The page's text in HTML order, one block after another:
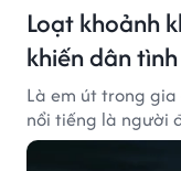
Loạt khoảnh
khiến dân
Là em út trong
nổi tiếng là người